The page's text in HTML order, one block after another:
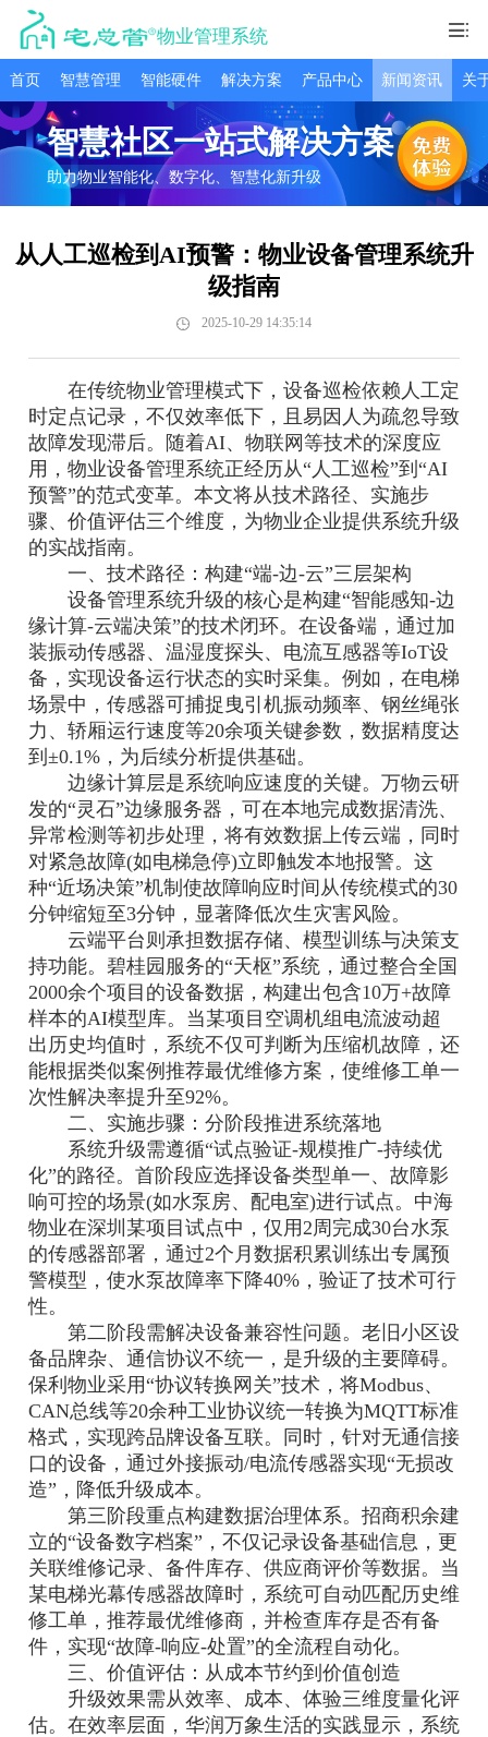
物业管理系统
首页 智慧管理 智能硬件 解决方案 产品中心 新闻资讯 关
智慧社区一站式解决方案
助力物业智能化、数字化、智慧化新升级
从人工巡检到AI预警：物业设备管理系统升
级指南
2025-10-29 14:35:14
在传统物业管理模式下，设备巡检依赖人工定
时定点记录，不仅效率低下，且易因人为疏忽导致
故障发现滞后。随着AI、物联网等技术的深度应
用，物业设备管理系统正经历从“人工巡检”到“AI
预警”的范式变革。本文将从技术路径、实施步
骤、价值评估三个维度，为物业企业提供系统升级
的实战指南。
一、技术路径：构建“端-边-云”三层架构
设备管理系统升级的核心是构建“智能感知-边
缘计算-云端决策”的技术闭环。在设备端，通过加
装振动传感器、温湿度探头、电流互感器等IoT设
备，实现设备运行状态的实时采集。例如，在电梯
场景中，传感器可捕捉曳引机振动频率、钢丝绳张
力、轿厢运行速度等20余项关键参数，数据精度达
到±0.1%，为后续分析提供基础。
边缘计算层是系统响应速度的关键。万物云研
发的“灵石”边缘服务器，可在本地完成数据清洗、
异常检测等初步处理，将有效数据上传云端，同时
对紧急故障(如电梯急停)立即触发本地报警。这
种“近场决策”机制使故障响应时间从传统模式的30
分钟缩短至3分钟，显著降低次生灾害风险。
云端平台则承担数据存储、模型训练与决策支
持功能。碧桂园服务的“天枢”系统，通过整合全国
2000余个项目的设备数据，构建出包含10万+故障
样本的AI模型库。当某项目空调机组电流波动超
出历史均值时，系统不仅可判断为压缩机故障，还
能根据类似案例推荐最优维修方案，使维修工单一
次性解决率提升至92%。
二、实施步骤：分阶段推进系统落地
系统升级需遵循“试点验证-规模推广-持续优
化”的路径。首阶段应选择设备类型单一、故障影
响可控的场景(如水泵房、配电室)进行试点。中海
物业在深圳某项目试点中，仅用2周完成30台水泵
的传感器部署，通过2个月数据积累训练出专属预
警模型，使水泵故障率下降40%，验证了技术可行
性。
第二阶段需解决设备兼容性问题。老旧小区设
备品牌杂、通信协议不统一，是升级的主要障碍。
保利物业采用“协议转换网关”技术，将Modbus、
CAN总线等20余种工业协议统一转换为MQTT标准
格式，实现跨品牌设备互联。同时，针对无通信接
口的设备，通过外接振动/电流传感器实现“无损改
造”，降低升级成本。
第三阶段重点构建数据治理体系。招商积余建
立的“设备数字档案”，不仅记录设备基础信息，更
关联维修记录、备件库存、供应商评价等数据。当
某电梯光幕传感器故障时，系统可自动匹配历史维
修工单，推荐最优维修商，并检查库存是否有备
件，实现“故障-响应-处置”的全流程自动化。
三、价值评估：从成本节约到价值创造
升级效果需从效率、成本、体验三维度量化评
估。在效率层面，华润万象生活的实践显示，系统